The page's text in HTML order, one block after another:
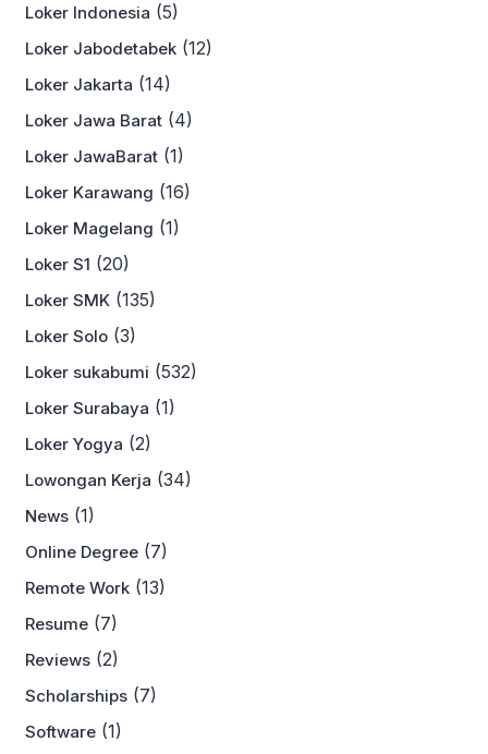
Loker Indonesia (5)
Loker Jabodetabek (12)
Loker Jakarta (14)
Loker Jawa Barat (4)
Loker JawaBarat (1)
Loker Karawang (16)
Loker Magelang (1)
Loker S1 (20)
Loker SMK (135)
Loker Solo (3)
Loker sukabumi (532)
Loker Surabaya (1)
Loker Yogya (2)
Lowongan Kerja (34)
News (1)
Online Degree (7)
Remote Work (13)
Resume (7)
Reviews (2)
Scholarships (7)
Software (1)